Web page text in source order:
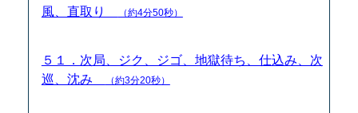
風、直取り
（約4分50秒）
５１．次局、ジク、ジゴ、地獄待ち、仕込み、次
巡、沈み
（約3分20秒）